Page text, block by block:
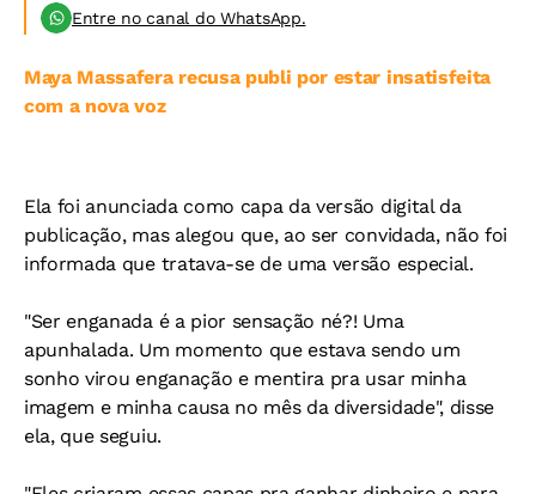
Entre no canal do WhatsApp.
Maya Massafera recusa publi por estar insatisfeita
com a nova voz
Ela foi anunciada como capa da versão digital da
publicação, mas alegou que, ao ser convidada, não foi
informada que tratava-se de uma versão especial.
"Ser enganada é a pior sensação né?! Uma
apunhalada. Um momento que estava sendo um
sonho virou enganação e mentira pra usar minha
imagem e minha causa no mês da diversidade", disse
ela, que seguiu.